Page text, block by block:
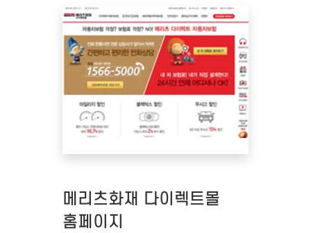
메리츠화재 다이렉트몰
홈페이지